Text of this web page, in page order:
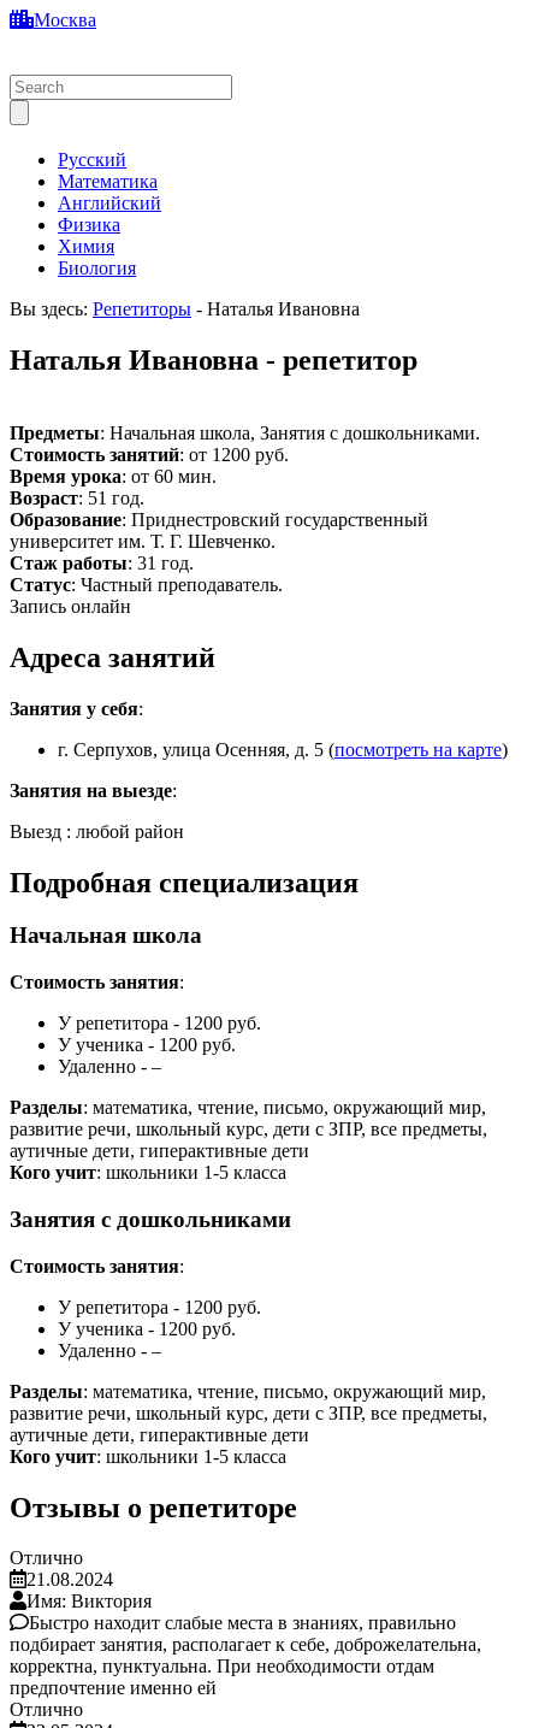
Москва
Русский
Математика
Английский
Физика
Химия
Биология
Вы здесь: Репетиторы - Наталья Ивановна
Наталья Ивановна - репетитор
Предметы: Начальная школа, Занятия с дошкольниками.
Стоимость занятий: от 1200 руб.
Время урока: от 60 мин.
Возраст: 51 год.
Образование: Приднестровский государственный
университет им. Т. Г. Шевченко.
Стаж работы: 31 год.
Статус: Частный преподаватель.
Запись онлайн
Адреса занятий
Занятия у себя:
г. Серпухов, улица Осенняя, д. 5 (посмотреть на карте)
Занятия на выезде:
Выезд : любой район
Подробная специализация
Начальная школа
Стоимость занятия:
У репетитора - 1200 руб.
У ученика - 1200 руб.
Удаленно - –
Разделы: математика, чтение, письмо, окружающий мир,
развитие речи, школьный курс, дети с ЗПР, все предметы,
аутичные дети, гиперактивные дети
Кого учит: школьники 1-5 класса
Занятия с дошкольниками
Стоимость занятия:
У репетитора - 1200 руб.
У ученика - 1200 руб.
Удаленно - –
Разделы: математика, чтение, письмо, окружающий мир,
развитие речи, школьный курс, дети с ЗПР, все предметы,
аутичные дети, гиперактивные дети
Кого учит: школьники 1-5 класса
Отзывы о репетиторе
Отлично
21.08.2024
Имя: Виктория
Быстро находит слабые места в знаниях, правильно
подбирает занятия, располагает к себе, доброжелательна,
корректна, пунктуальна. При необходимости отдам
предпочтение именно ей
Отлично